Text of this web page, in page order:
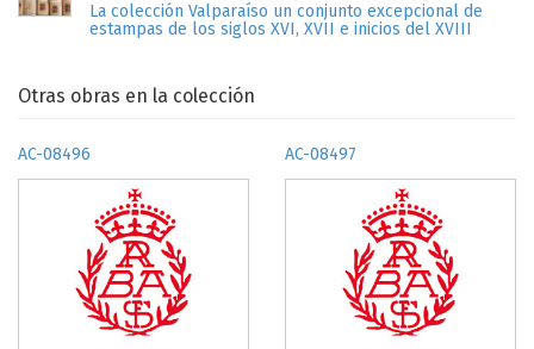
La colección Valparaíso un conjunto excepcional de
estampas de los siglos XVI, XVII e inicios del XVIII
Otras obras en la colección
AC-08496 AC-08497